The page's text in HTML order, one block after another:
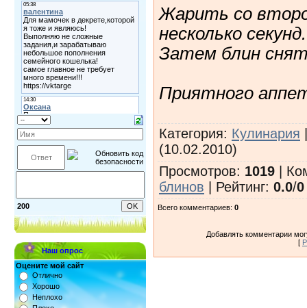
200
Наш опрос
Оцените мой сайт
Отлично
Хорошо
Неплохо
Жарить со
несколько
Затем блин
Приятного
Категория: Кулинария
(10.02.2010)
Просмотров: 1019 |
блинов | Рейтинг: 0.0/0
Всего комментариев: 0
Добавлять комментарии
[